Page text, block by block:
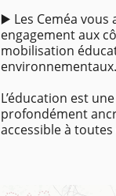
▶️ Les Ceméa
engagement aux
mobilisation
environnementaux.
L’éducation est
profondément
accessible à